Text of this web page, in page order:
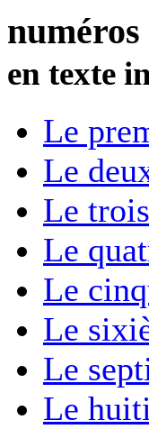
numéros
en texte
Le
Le
Le
Le
Le
Le
Le
Le